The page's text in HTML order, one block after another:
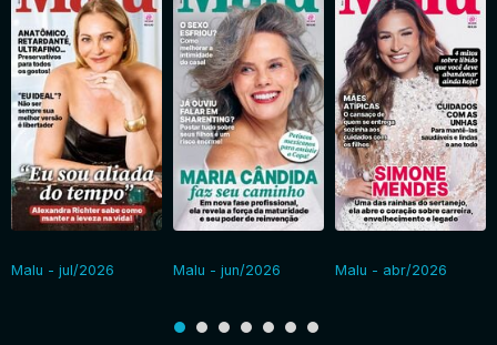
Malu - jul/2026 Malu - jun/2026 Malu - abr/2026